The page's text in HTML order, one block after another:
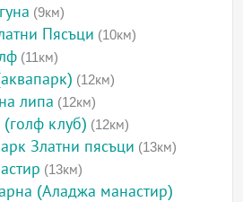
(9км)
Пясъци (10км)
(11км)
(12км)
липа (12км)
клуб) (12км)
Златни пясъци (13км)
(13км)
(Аладжа манастир)